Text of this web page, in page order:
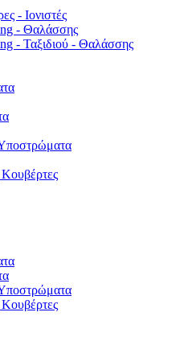
- Ιονιστές
- Θαλάσσης
- Ταξιδιού - Θαλάσσης